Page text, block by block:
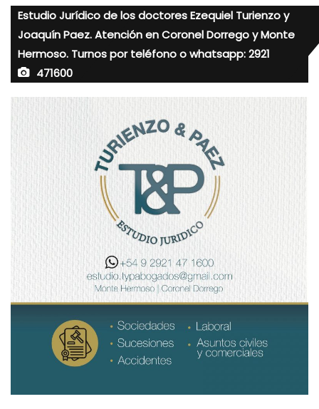
Estudio Jurídico de los doctores Ezequiel Turienzo y
Joaquín Paez. Atención en Coronel Dorrego y Monte
Hermoso. Turnos por teléfono o whatsapp: 2921
471600